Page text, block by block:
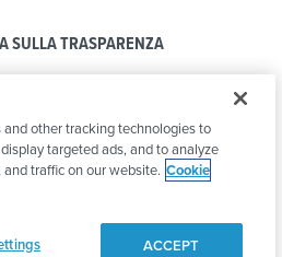
SULLA TRASPARENZA
DI CONDOTTA
other tracking technologies to
targeted ads, and to analyze
traffic on our website. Cookie
ACCEPT